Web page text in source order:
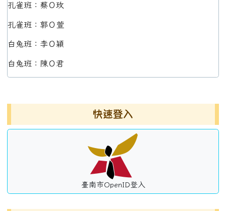
孔雀班：蔡Ｏ玫
孔雀班：郭Ｏ萱
白兔班：李Ｏ穎
白兔班：陳Ｏ君
快速登入
臺南市OpenID登入